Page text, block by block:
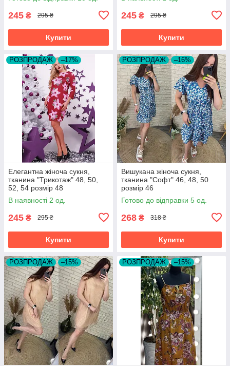
245 ₴ 295 ₴
Купити
245 ₴ 295 ₴
Купити
РОЗПРОДАЖ –17%
Елегантна жіноча сукня,
тканина "Трикотаж" 48, 50,
52, 54 розмір 48
В наявності 2 од.
245 ₴ 295 ₴
Купити
РОЗПРОДАЖ –16%
Вишукана жіноча сукня,
тканина "Софт" 46, 48, 50
розмір 46
Готово до відправки 5 од.
268 ₴ 318 ₴
Купити
РОЗПРОДАЖ –15% РОЗПРОДАЖ –15%